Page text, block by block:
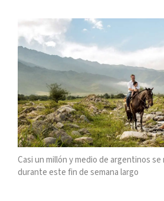
Casi un millón y medio de argentinos
durante este fin de semana largo